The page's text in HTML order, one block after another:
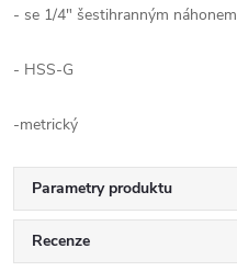
- se 1/4" šestihranným náhonem
- HSS-G
-metrický
Parametry produktu
Recenze